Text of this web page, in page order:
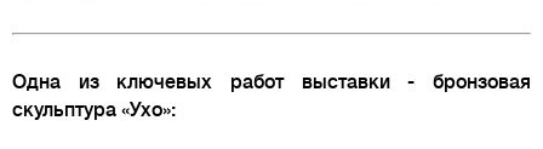
Одна из ключевых работ выставки - бронзовая
скульптура «Ухо»: